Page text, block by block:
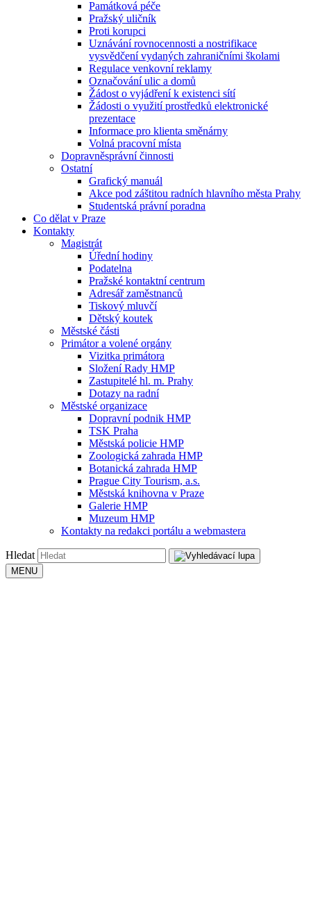
Památková péče
Pražský uličník
Proti korupci
Uznávání rovnocennosti a nostrifikace
vysvědčení vydaných zahraničními školami
Regulace venkovní reklamy
Označování ulic a domů
Žádost o vyjádření k existenci sítí
Žádosti o využití prostředků elektronické
prezentace
Informace pro klienta směnárny
Volná pracovní místa
Dopravněsprávní činnosti
Ostatní
Grafický manuál
Akce pod záštitou radních hlavního města Prahy
Studentská právní poradna
Co dělat v Praze
Kontakty
Magistrát
Úřední hodiny
Podatelna
Pražské kontaktní centrum
Adresář zaměstnanců
Tiskový mluvčí
Dětský koutek
Městské části
Primátor a volené orgány
Vizitka primátora
Složení Rady HMP
Zastupitelé hl. m. Prahy
Dotazy na radní
Městské organizace
Dopravní podnik HMP
TSK Praha
Městská policie HMP
Zoologická zahrada HMP
Botanická zahrada HMP
Prague City Tourism, a.s.
Městská knihovna v Praze
Galerie HMP
Muzeum HMP
Kontakty na redakci portálu a webmastera
Hledat
MENU